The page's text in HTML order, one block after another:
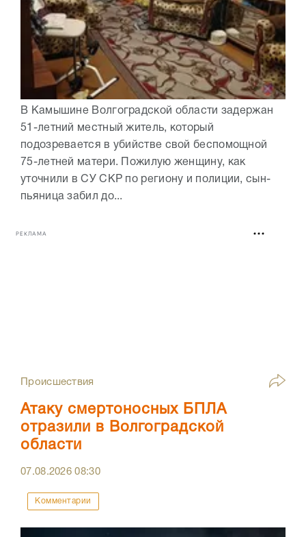
В Камышине Волгоградской области задержан
51-летний местный житель, который
подозревается в убийстве свой беспомощной
75-летней матери. Пожилую женщину, как
уточнили в СУ СКР по региону и полиции, сын-
пьяница забил до...
РЕКЛАМА
Происшествия
Атаку смертоносных БПЛА
отразили в Волгоградской
области
07.08.202608:30
Комментарии